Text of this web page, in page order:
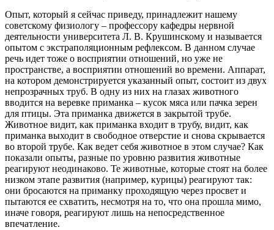
Опыт, который я сейчас приведу, принадлежит нашему
советскому физиологу – профессору кафедры нервной
деятельности университета Л. В. Крушинскому и называется
опытом с экстраполяционным рефлексом. В данном случае
речь идет тоже о восприятии отношений, но уже не
пространстве, а восприятии отношений во времени. Аппарат,
на котором демонстрируется указанный опыт, состоит из двух
непрозрачных труб. В одну из них на глазах животного
вводится на веревке приманка – кусок мяса или пачка зерен
для птицы. Эта приманка движется в закрытой трубе.
Животное видит, как приманка входит в трубу, видит, как
приманка выходит в свободное отверстие и снова скрывается
во второй трубе. Как ведет себя животное в этом случае? Как
показали опыты, разные по уровню развития животные
реагируют неодинаково. Те животные, которые стоят на более
низком этапе развития (например, курицы) реагируют так:
они бросаются на приманку проходящую через просвет и
пытаются ее схватить, несмотря на то, что она прошла мимо,
иначе говоря, реагируют лишь на непосредственное
впечатление.